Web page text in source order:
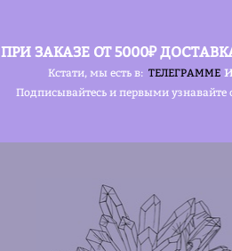
ПРИ ЗАКАЗЕ ОТ 5000₽
Кстати, мы есть в: ТЕЛЕГРАММЕ
Подписывайтесь и первыми узнавайте